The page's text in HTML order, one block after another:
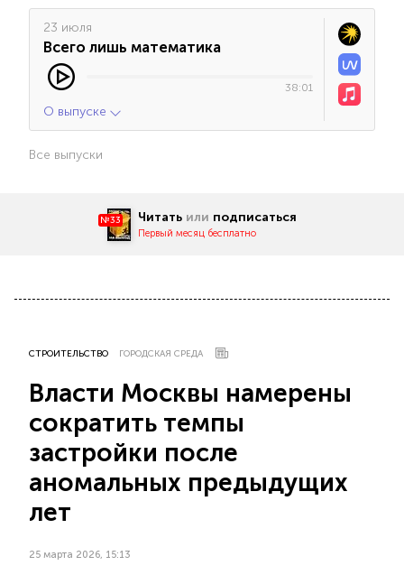
23 июля
Всего лишь математика
38:01
О выпуске
Все выпуски
№33 Читать или подписаться
Первый месяц бесплатно
СТРОИТЕЛЬСТВО ГОРОДСКАЯ СРЕДА
Власти Москвы намерены
сократить темпы
застройки после
аномальных предыдущих
лет
25 марта 2026, 15:13